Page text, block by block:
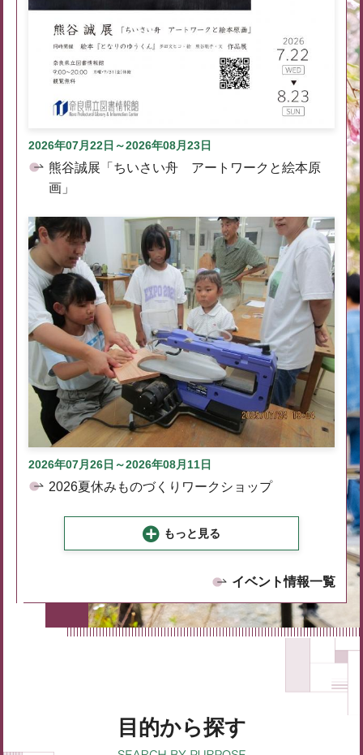
2026年07月22日～2026年08月23日
熊谷誠展「ちいさい舟 アートワークと絵本原
画」
2026年07月26日～2026年08月11日
2026夏休みものづくりワークショップ
もっと見る
イベント情報一覧
目的から探す